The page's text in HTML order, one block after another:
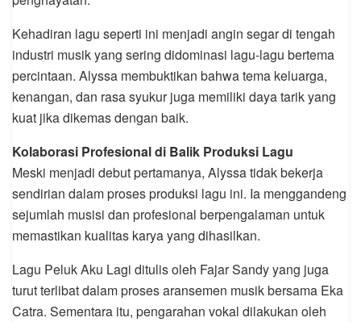
Kehadiran lagu seperti ini menjadi angin segar di tengah
industri musik yang sering didominasi lagu-lagu bertema
percintaan. Alyssa membuktikan bahwa tema keluarga,
kenangan, dan rasa syukur juga memiliki daya tarik yang
kuat jika dikemas dengan baik.
Kolaborasi Profesional di Balik Produksi Lagu
Meski menjadi debut pertamanya, Alyssa tidak bekerja
sendirian dalam proses produksi lagu ini. Ia menggandeng
sejumlah musisi dan profesional berpengalaman untuk
memastikan kualitas karya yang dihasilkan.
Lagu Peluk Aku Lagi ditulis oleh Fajar Sandy yang juga
turut terlibat dalam proses aransemen musik bersama Eka
Catra. Sementara itu, pengarahan vokal dilakukan oleh